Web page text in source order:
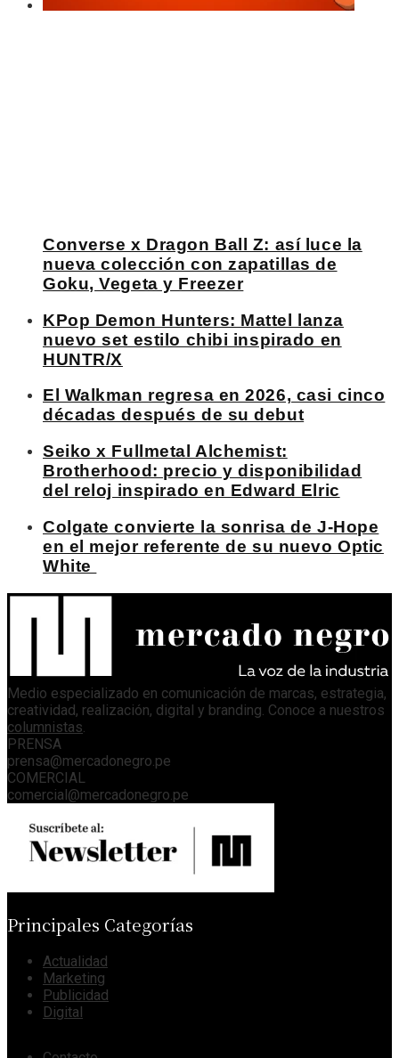
Converse x Dragon Ball Z: así luce la
nueva colección con zapatillas de
Goku, Vegeta y Freezer
KPop Demon Hunters: Mattel lanza
nuevo set estilo chibi inspirado en
HUNTR/X
El Walkman regresa en 2026, casi cinco
décadas después de su debut
Seiko x Fullmetal Alchemist:
Brotherhood: precio y disponibilidad
del reloj inspirado en Edward Elric
Colgate convierte la sonrisa de J-Hope
en el mejor referente de su nuevo Optic
White
Medio especializado en comunicación de marcas, estrategia,
creatividad, realización, digital y branding. Conoce a nuestros
columnistas
PRENSA
prensa@mercadonegro.pe
COMERCIAL
comercial@mercadonegro.pe
Principales Categorías
Actualidad
Marketing
Publicidad
Digital